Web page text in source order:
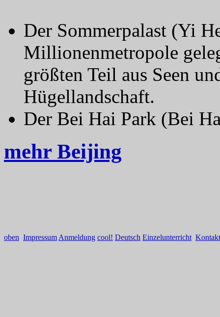
Der Sommerpalast (Yi
Millionenmetropole
größten Teil aus Seen
Hügellandschaft.
Der Bei Hai Park (Bei
mehr Beijing
oben Impressum Anmeldung cool! Deutsch Einzelunterricht Kontakt